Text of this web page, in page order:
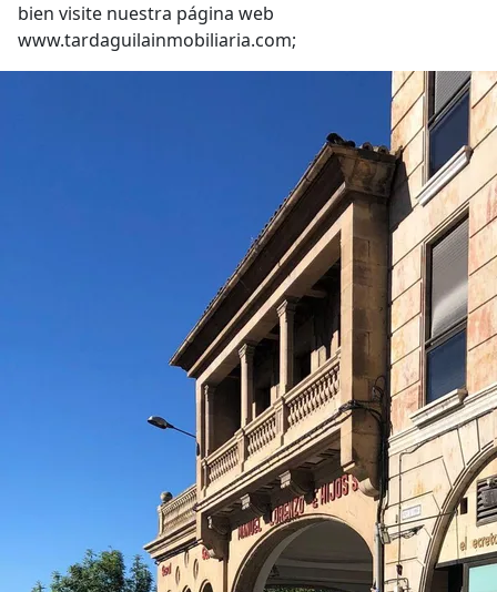
bien visite nuestra página web
www.tardaguilainmobiliaria.com;